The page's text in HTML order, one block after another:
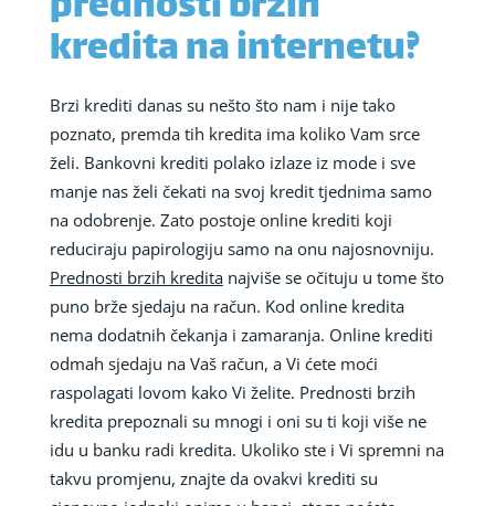
kredita na internetu?
Brzi krediti danas su nešto što nam i nije tako
poznato, premda tih kredita ima koliko Vam srce
želi. Bankovni krediti polako izlaze iz mode i sve
manje nas želi čekati na svoj kredit tjednima samo
na odobrenje. Zato postoje online krediti koji
reduciraju papirologiju samo na onu najosnovniju.
Prednosti brzih kreditanajviše se očituju u tome što
puno brže sjedaju na račun. Kod online kredita
nema dodatnih čekanja i zamaranja. Online krediti
odmah sjedaju na Vaš račun, a Vi ćete moći
raspolagati lovom kako Vi želite. Prednosti brzih
kredita prepoznali su mnogi i oni su ti koji više ne
idu u banku radi kredita. Ukoliko ste i Vi spremni na
takvu promjenu, znajte da ovakvi krediti su